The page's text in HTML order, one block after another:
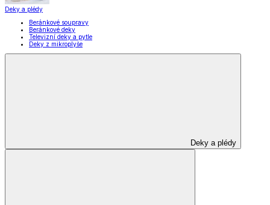
Deky a plédy
Beránkové soupravy
Beránkové deky
Televizní deky a pytle
Deky z mikroplyše
Deky a plédy